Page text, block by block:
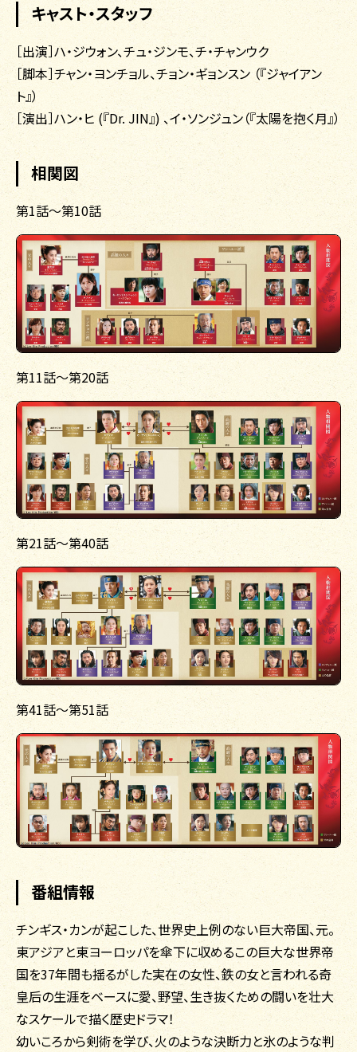
キャスト・スタッフ
［出演］ハ・ジウォン、チュ・ジンモ、チ・チャンウク
［脚本］チャン・ヨンチョル、チョン・ギョンスン （『ジャイアン
ト』）
［演出］ハン・ヒ (『Dr. JIN』) 、イ・ソンジュン（『太陽を抱く月』）
相関図
第1話〜第10話
第11話〜第20話
第21話〜第40話
第41話〜第51話
番組情報
チンギス・カンが起こした、世界史上例のない巨大帝国、元。
東アジアと東ヨーロッパを傘下に収めるこの巨大な世界帝
国を37年間も揺るがした実在の女性、鉄の女と言われる奇
皇后の生涯をベースに愛、野望、生き抜くための闘いを壮大
なスケールで描く歴史ドラマ！
幼いころから剣術を学び、火のような決断力と氷のような判